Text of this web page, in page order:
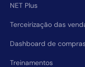
NET Plus
Terceirização das
Dashboard de
Treinamentos